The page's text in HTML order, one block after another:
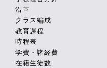
沿革
クラス編成
教育課程
時程表
学費・諸経費
在籍生徒数